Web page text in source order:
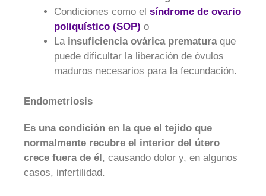
Condiciones como el síndrome de ovario
poliquístico (SOP) o
La insuficiencia ovárica prematuraque
puede dificultar la liberación de óvulos
maduros necesarios para la fecundación.
Endometriosis
Es una condición en la que el tejido que
normalmente recubre el interior del útero
crece fuera de él, causando dolor y, en algunos
casos, infertilidad.